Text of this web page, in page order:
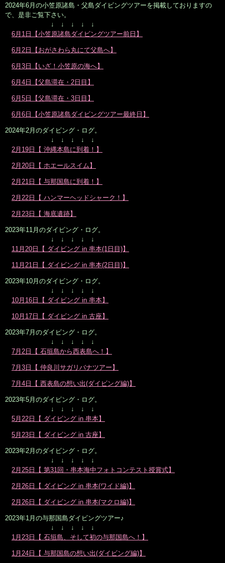
2024年6月の小笠原諸島・父島ダイビングツアーを掲載しておりますの
で、是非ご覧下さい。
↓ ↓ ↓ ↓ ↓
6月1日【小笠原諸島ダイビングツアー前日】
6月2日【おがさわら丸にて父島へ】
6月3日【いざ！小笠原の海へ】
6月4日【父島滞在・2日目】
6月5日【父島滞在・3日目】
6月6日【小笠原諸島ダイビングツアー最終日】
2024年2月のダイビング・ログ。
↓ ↓ ↓ ↓ ↓
2月19日【 沖縄本島に到着！】
2月20日【 ホエールスイム】
2月21日【 与那国島に到着！】
2月22日【 ハンマーヘッドシャーク！】
2月23日【 海底遺跡】
2023年11月のダイビング・ログ。
↓ ↓ ↓ ↓ ↓
11月20日【 ダイビング in 串本(1日目)】
11月21日【 ダイビング in 串本(2日目)】
2023年10月のダイビング・ログ。
↓ ↓ ↓ ↓ ↓
10月16日【 ダイビング in 串本】
10月17日【 ダイビング in 古座】
2023年7月のダイビング・ログ。
↓ ↓ ↓ ↓ ↓
7月2日【 石垣島から西表島へ！】
7月3日【 仲良川サガリバナツアー】
7月4日【 西表島の想い出(ダイビング編)】
2023年5月のダイビング・ログ。
↓ ↓ ↓ ↓ ↓
5月22日【 ダイビング in 串本】
5月23日【 ダイビング in 古座】
2023年2月のダイビング・ログ。
↓ ↓ ↓ ↓ ↓
2月25日【 第31回・串本海中フォトコンテスト授賞式】
2月26日【 ダイビング in 串本(ワイド編)】
2月26日【 ダイビング in 串本(マクロ編)】
2023年1月の与那国島ダイビングツアー♪
↓ ↓ ↓ ↓ ↓
1月23日【 石垣島、そして初の与那国島へ！】
1月24日【 与那国島の想い出(ダイビング編)】